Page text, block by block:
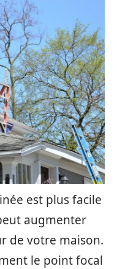
est plus facile
augmenter
de votre maison.
le point focal